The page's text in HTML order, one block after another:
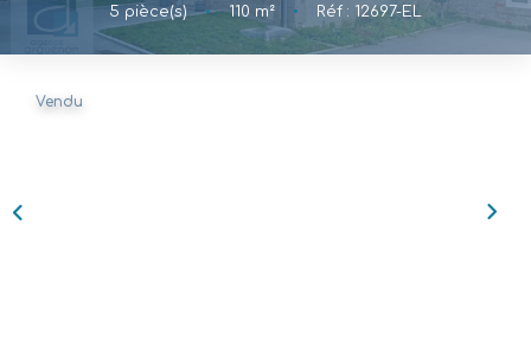
NOTRE RÉGION
5 pièce(s) • 110 m² • Réf : 12697-EL
Vendu